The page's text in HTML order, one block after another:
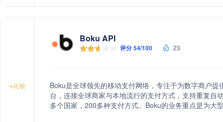
+比较
Boku API
评分 54/100 23
Boku是全球领先的移动支付网络，专注于为数字商户
台，连接全球商家与本地流行的支付方式，支持重复自
多个国家，200多种支付方式。Boku的业务重点是为大